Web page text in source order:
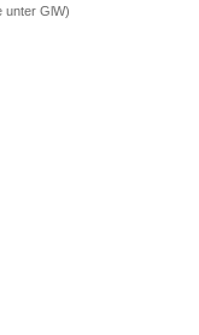
unter GlW)